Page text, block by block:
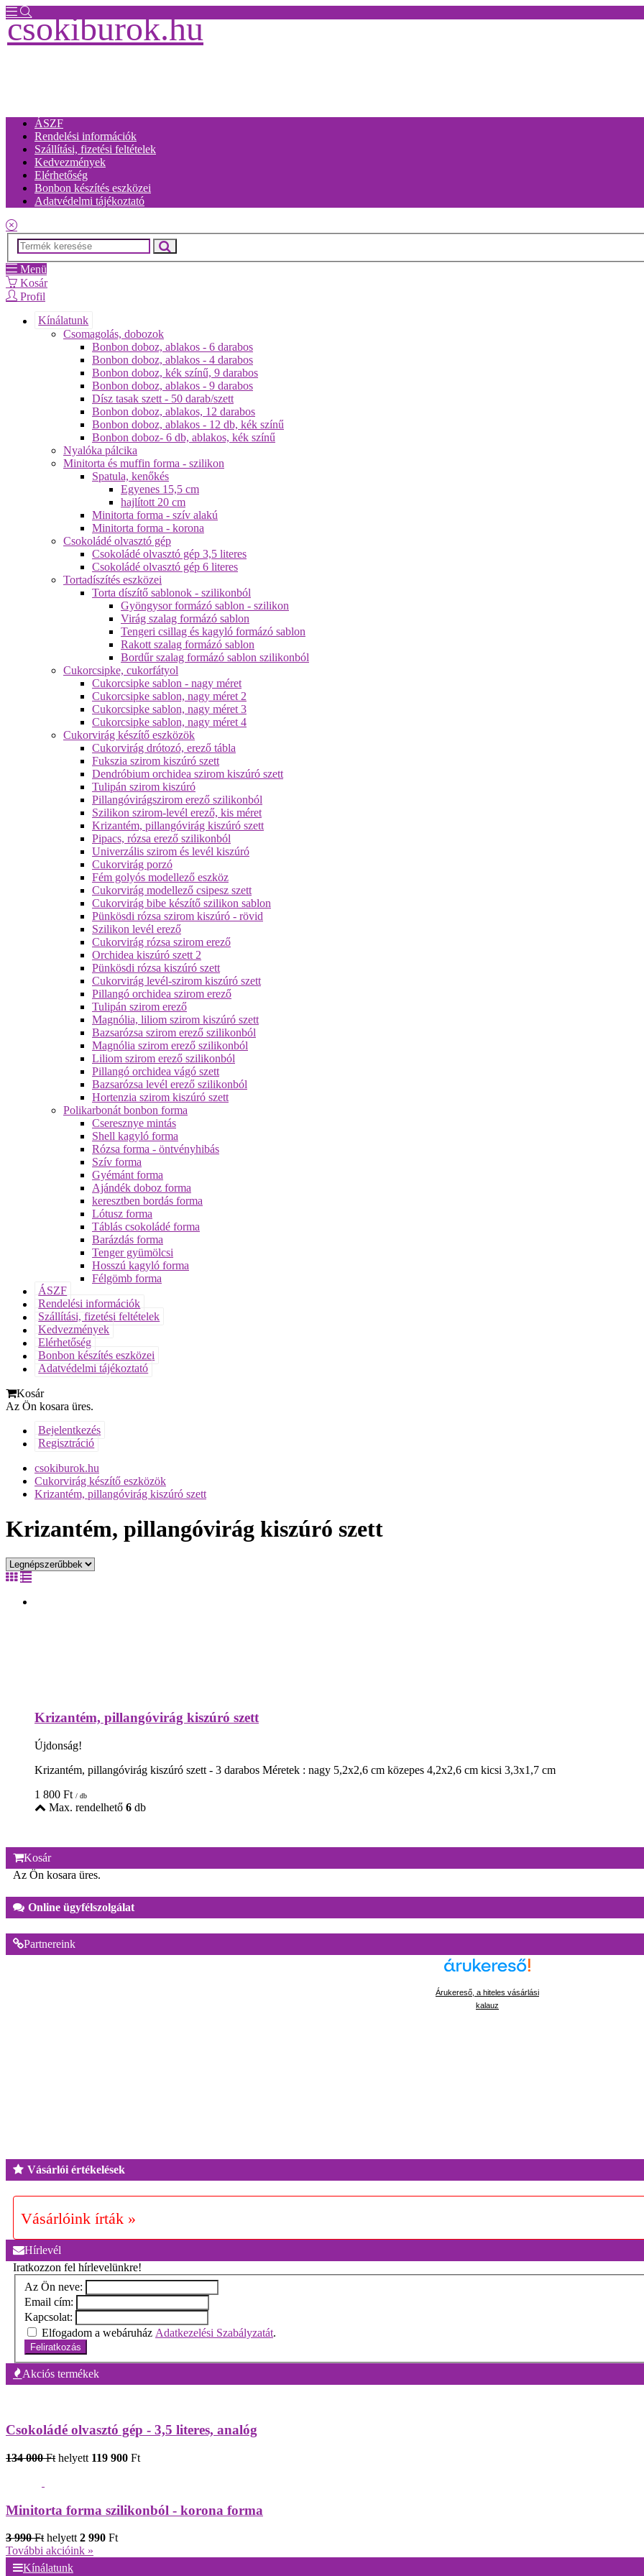
csokiburok.hu
ÁSZF
Rendelési információk
Szállítási, fizetési feltételek
Kedvezmények
Elérhetőség
Bonbon készítés eszközei
Adatvédelmi tájékoztató
Menü
Kosár
Profil
Kínálatunk
Csomagolás, dobozok
Bonbon doboz, ablakos - 6 darabos
Bonbon doboz, ablakos - 4 darabos
Bonbon doboz, kék színű, 9 darabos
Bonbon doboz, ablakos - 9 darabos
Dísz tasak szett - 50 darab/szett
Bonbon doboz, ablakos, 12 darabos
Bonbon doboz, ablakos - 12 db, kék színű
Bonbon doboz- 6 db, ablakos, kék színű
Nyalóka pálcika
Minitorta és muffin forma - szilikon
Spatula, kenőkés
Egyenes 15,5 cm
hajlított 20 cm
Minitorta forma - szív alakú
Minitorta forma - korona
Csokoládé olvasztó gép
Csokoládé olvasztó gép 3,5 literes
Csokoládé olvasztó gép 6 literes
Tortadíszítés eszközei
Torta díszítő sablonok - szilikonból
Gyöngysor formázó sablon - szilikon
Virág szalag formázó sablon
Tengeri csillag és kagyló formázó sablon
Rakott szalag formázó sablon
Bordűr szalag formázó sablon szilikonból
Cukorcsipke, cukorfátyol
Cukorcsipke sablon - nagy méret
Cukorcsipke sablon, nagy méret 2
Cukorcsipke sablon, nagy méret 3
Cukorcsipke sablon, nagy méret 4
Cukorvirág készítő eszközök
Cukorvirág drótozó, erező tábla
Fukszia szirom kiszúró szett
Dendróbium orchidea szirom kiszúró szett
Tulipán szirom kiszúró
Pillangóvirágszirom erező szilikonból
Szilikon szirom-levél erező, kis méret
Krizantém, pillangóvirág kiszúró szett
Pipacs, rózsa erező szilikonból
Univerzális szirom és levél kiszúró
Cukorvirág porzó
Fém golyós modellező eszköz
Cukorvirág modellező csipesz szett
Cukorvirág bibe készítő szilikon sablon
Pünkösdi rózsa szirom kiszúró - rövid
Szilikon levél erező
Cukorvirág rózsa szirom erező
Orchidea kiszúró szett 2
Pünkösdi rózsa kiszúró szett
Cukorvirág levél-szirom kiszúró szett
Pillangó orchidea szirom erező
Tulipán szirom erező
Magnólia, liliom szirom kiszúró szett
Bazsarózsa szirom erező szilikonból
Magnólia szirom erező szilikonból
Liliom szirom erező szilikonból
Pillangó orchidea vágó szett
Bazsarózsa levél erező szilikonból
Hortenzia szirom kiszúró szett
Polikarbonát bonbon forma
Cseresznye mintás
Shell kagyló forma
Rózsa forma - öntvényhibás
Szív forma
Gyémánt forma
Ajándék doboz forma
keresztben bordás forma
Lótusz forma
Táblás csokoládé forma
Barázdás forma
Tenger gyümölcsi
Hosszú kagyló forma
Félgömb forma
ÁSZF
Rendelési információk
Szállítási, fizetési feltételek
Kedvezmények
Elérhetőség
Bonbon készítés eszközei
Adatvédelmi tájékoztató
Kosár
Az Ön kosara üres.
Bejelentkezés
Regisztráció
csokiburok.hu
Cukorvirág készítő eszközök
Krizantém, pillangóvirág kiszúró szett
Krizantém, pillangóvirág kiszúró szett
Krizantém, pillangóvirág kiszúró szett
Újdonság!
Krizantém, pillangóvirág kiszúró szett - 3 darabos Méretek : nagy 5,2x2,6 cm közepes 4,2x2,6 cm kicsi 3,3x1,7 cm
1 800 Ft / db
Max. rendelhető 6 db
Kosár
Az Ön kosara üres.
Online ügyfélszolgálat
Partnereink
Árukereső, a hiteles vásárlási
kalauz
Vásárlói értékelések
Vásárlóink írták »
Hírlevél
Iratkozzon fel hírlevelünkre!
Az Ön neve:
Email cím:
Kapcsolat:
Elfogadom a webáruház Adatkezelési Szabályzatát.
Feliratkozás
Akciós termékek
Csokoládé olvasztó gép - 3,5 literes, analóg
134 000 Ft helyett 119 900 Ft
Minitorta forma szilikonból - korona forma
3 990 Fthelyett2 990 Ft
További akcióink »
Kínálatunk